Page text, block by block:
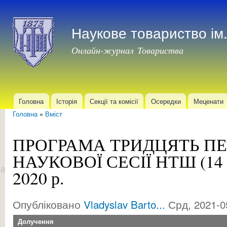
Наукове товариство
Онлайн-журнал Товариства
Головне меню
Головна Історія Секції та комісії Осередки Меценати
Головна» Вміст
ПРОГРАМА ТРИДЦЯТЬ
НАУКОВОЇ СЕСІЇ НТШ (14
2020 р.
Опубліковано Vladyslav Barto... Срд, 2021-
Долучення